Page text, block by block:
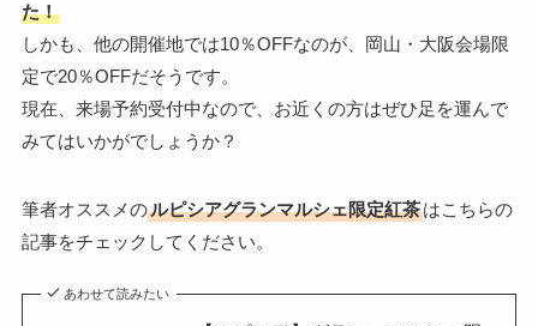
た！
しかも、他の開催地では10％OFFなのが、岡山・大阪会場限
定で20％OFFだそうです。
現在、来場予約受付中なので、お近くの方はぜひ足を運んで
みてはいかがでしょうか？
筆者オススメのルピシアグランマルシェ限定紅茶はこちらの
記事をチェックしてください。
あわせて読みたい